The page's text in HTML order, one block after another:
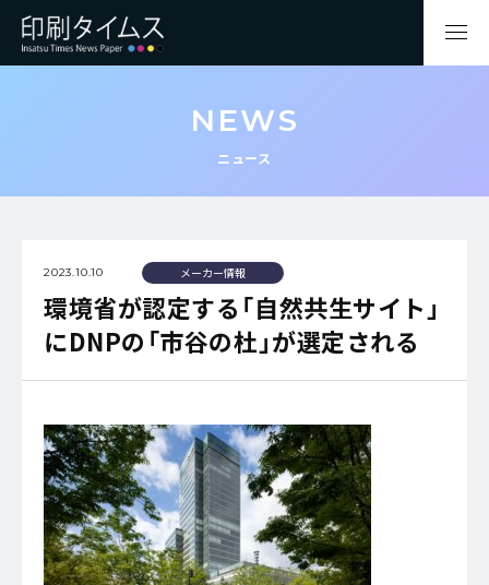
NEWS
ニュース
2023.10.10 メーカー情報
環境省が認定する「自然共生サイト」
にDNPの「市谷の杜」が選定される